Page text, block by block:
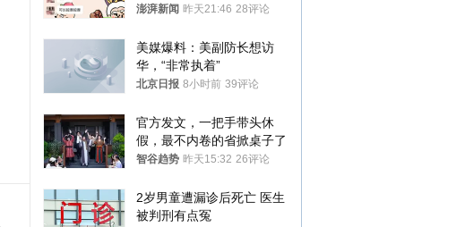
可能引发癌症，建议走司法
澎湃新闻 昨天21:46 28评论
美媒爆料：美副防长想访
华，“非常执着”
北京日报 8小时前 39评论
官方发文，一把手带头休
假，最不内卷的省掀桌子了
智谷趋势 昨天15:32 26评论
2岁男童遭漏诊后死亡 医生
被判刑有点冤